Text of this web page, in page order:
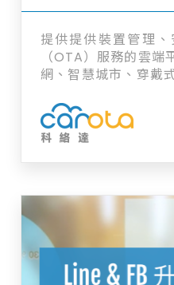
提供提供裝置管理
（OTA）服務的雲
網、智慧城市、穿戴
安全風險、能耗、硬
OTA 更新策略。